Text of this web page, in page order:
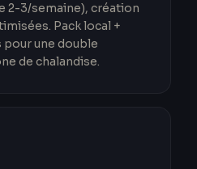
2-3/semaine), création
Pack local +
une double
de chalandise.